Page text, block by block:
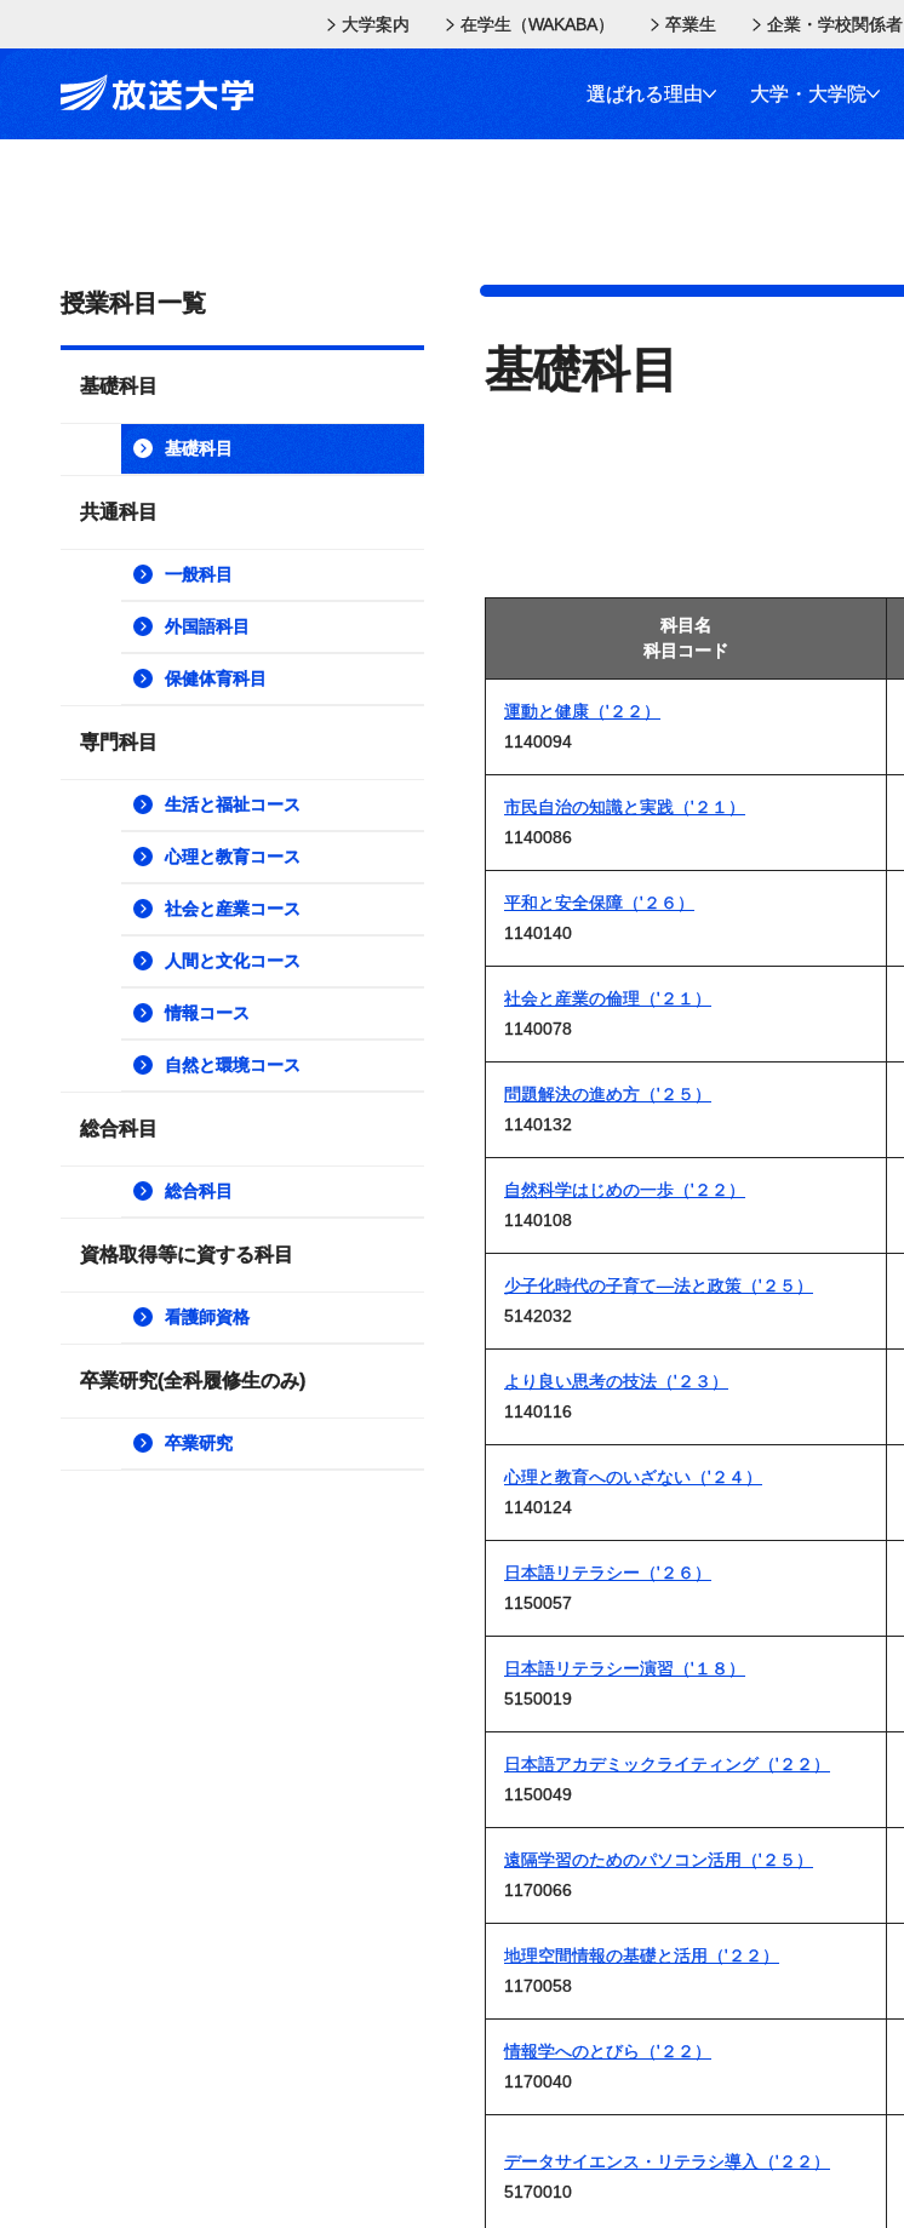
スクリーンリーダーでご覧の方へ
大学案内 在学生（WAKABA） 卒業生 企業・学校関係者
選ばれる理由 大学・大学院
基礎科目
科目名
科目コード
運動と健康（'２２）
1140094
市民自治の知識と実践（'２１）
1140086
平和と安全保障（'２６）
1140140
社会と産業の倫理（'２１）
1140078
問題解決の進め方（'２５）
1140132
自然科学はじめの一歩（'２２）
1140108
少子化時代の子育て―法と政策（'２５）
5142032
より良い思考の技法（'２３）
1140116
心理と教育へのいざない（'２４）
1140124
日本語リテラシー（'２６）
1150057
日本語リテラシー演習（'１８）
5150019
日本語アカデミックライティング（'２２）
1150049
遠隔学習のためのパソコン活用（'２５）
1170066
地理空間情報の基礎と活用（'２２）
1170058
情報学へのとびら（'２２）
1170040
データサイエンス・リテラシ導入（'２２）
5170010
授業科目一覧
基礎科目
基礎科目
共通科目
一般科目
外国語科目
保健体育科目
専門科目
生活と福祉コース
心理と教育コース
社会と産業コース
人間と文化コース
情報コース
自然と環境コース
総合科目
総合科目
資格取得等に資する科目
看護師資格
卒業研究(全科履修生のみ)
卒業研究